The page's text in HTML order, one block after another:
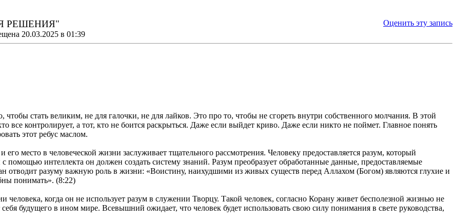
Оценить эту запись
РЕШЕНИЯ"
20.03.2025 в 01:39
чтобы стать великим, не для галочки, не для лайков. Это про то, чтобы не сгореть внутри собственного молчания. В этой
все контролирует, а тот, кто не боится раскрыться. Даже если выйдет криво. Даже если никто не поймет. Главное понять
этот ребус маслом.
его место в человеческой жизни заслуживает тщательного рассмотрения. Человеку предоставляется разум, который
помощью интеллекта он должен создать систему знаний. Разум преобразует обработанные данные, предоставляемые
отводит разуму важную роль в жизни: «Воистину, наихудшими из живых существ перед Аллахом (Богом) являются глухие и
понимать». (8:22)
человека, когда он не использует разум в служении Творцу. Такой человек, согласно Корану живет бесполезной жизнью не
себя будущего в ином мире. Всевышний ожидает, что человек будет использовать свою силу понимания в свете руководства,